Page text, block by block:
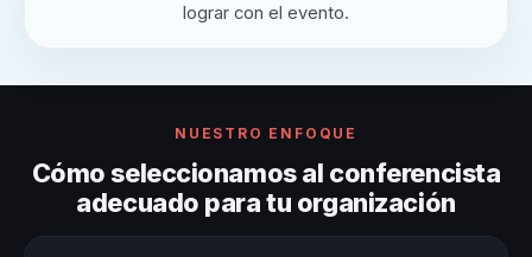
lograr con el evento.
NUESTRO ENFOQUE
Cómo seleccionamos al conferencista
adecuado para tu organización